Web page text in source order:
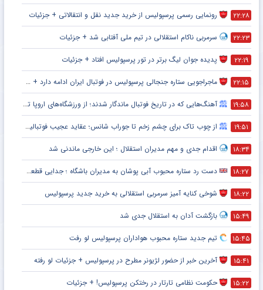
۲۲:۲۸ رونمایی رسمی پرسپولیس از خرید جدید نقل و انتقالاتی + جزئیات
۲۲:۲۳ سرمربی ناکام استقلالی در تیم ملی آفتابی شد + جزئیات
۲۲:۱۹ پدیده جوان لیگ برتر در تور پرسپولیس افتاد + جزئیات
۲۲:۱۵ ماجراجویی ستاره جنجالی پرسپولیس در فوتبال ایران ادامه دارد + جزئیات
۱۹:۵۸ آهنگ‌هایی که در تاریخ فوتبال ماندگار شدند؛ از ورزشگاه‌های اروپا تا جام جهانی
۱۹:۵۱ از چوب تاک برای چشم زخم تا جوراب شانس؛ عقاید عجیب فوتبالیست‌ها!
۱۸:۳۴ اقدام جدی و مهم مدیران استقلال ؛ این خارجی ماندنی شد
۱۸:۲۷ دست رد ستاره محبوب آبی پوشان به مدیران باشگاه ؛ جدایی قطعی است !
۱۸:۲۲ شوخی کنایه آمیز سرمربی استقلالی به خرید جدید پرسپولیس
۱۵:۴۹ بازگشت آدان به استقلال جدی شد
۱۵:۴۵ تیم جدید ستاره محبوب هواداران پرسپولیس لو رفت
۱۵:۴۱ آخرین خبر از حضور لژیونر مطرح در پرسپولیس + جزئیات لو رفته
۱۵:۲۲ حکومت نظامی تارتار در رختکن پرسپولیس! + جزئیات